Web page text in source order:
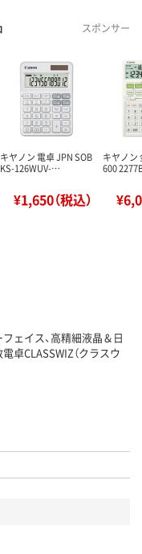
スポンサー
キヤノン 電卓 JPN SOB
KS-126WUV-…
¥1,650（税込）
キヤノン
600
ェイス、高精細液晶＆日
卓CLASSWIZ（クラスウ